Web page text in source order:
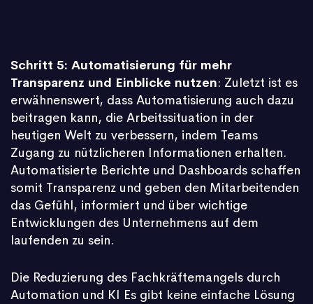
Schritt 5: Automatisierung für mehr
Transparenz und Einblicke nutzen: Zuletzt ist es
erwähnenswert, dass Automatisierung auch dazu
beitragen kann, die Arbeitssituation in der
heutigen Welt zu verbessern, indem Teams
Zugang zu nützlicheren Informationen erhalten.
Automatisierte Berichte und Dashboards schaffen
somit Transparenz und geben den Mitarbeitenden
das Gefühl, informiert und über wichtige
Entwicklungen des Unternehmens auf dem
laufenden zu sein.
Die Reduzierung des Fachkräftemangels durch
Automation und KI Es gibt keine einfache Lösung